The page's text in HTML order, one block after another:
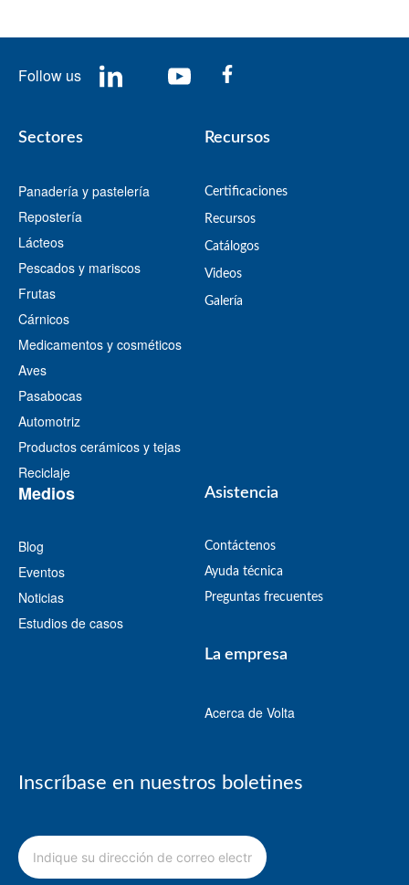
Follow us
Sectores
Panadería y pastelería
Repostería
Lácteos
Pescados y mariscos
Frutas
Cárnicos
Medicamentos y cosméticos
Aves
Pasabocas
Automotriz
Productos cerámicos y tejas
Reciclaje
Recursos
Certificaciones
Recursos
​Catálogos​
Videos
​Galería
Medios
Blog
Eventos
Noticias
Estudios de casos
Asistencia
Contáctenos
Ayuda técnica
Preguntas frecuentes
La empresa
Acerca de Volta
Inscríbase en nuestros boletines